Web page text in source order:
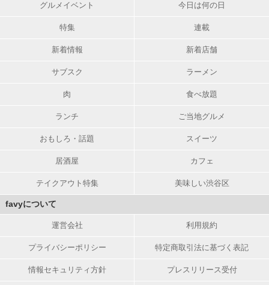
グルメイベント 今日は何の日
特集 連載
新着情報 新着店舗
サブスク ラーメン
肉 食べ放題
ランチ ご当地グルメ
おもしろ・話題 スイーツ
居酒屋 カフェ
テイクアウト特集 美味しい渋谷区
favyについて
運営会社 利用規約
プライバシーポリシー 特定商取引法に基づく表記
情報セキュリティ方針 プレスリリース受付